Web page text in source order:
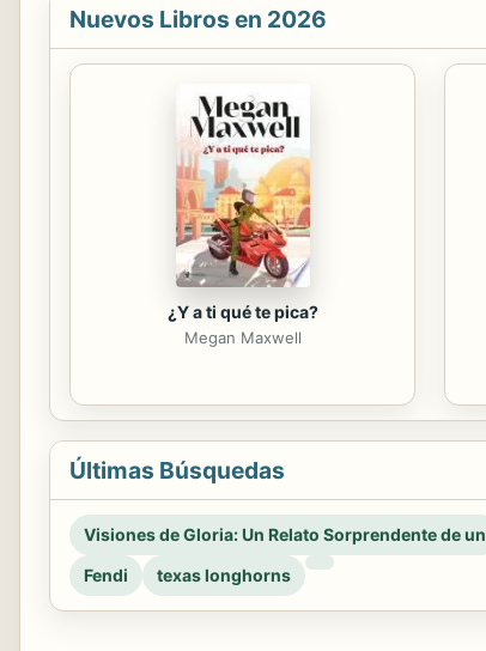
Nuevos Libros en 2026
¿Y a ti qué te pica?
Megan Maxwell
Últimas Búsquedas
Visiones de Gloria: Un Relato Sorprendente de un
Fendi
texas longhorns